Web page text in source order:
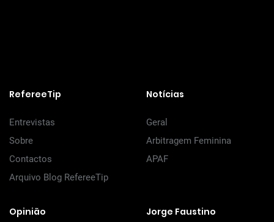
RefereeTip
Entrevistas
Sobre
Contactos
Arquivo Blog RefereeTip
Notícias
Geral
Arbitragem Feminina
APAF
Opinião Jorge Faustino